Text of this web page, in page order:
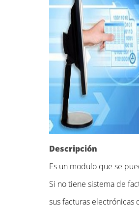
Descripción
Es un modulo que se
Si no tiene sistema de
sus facturas electrónicas